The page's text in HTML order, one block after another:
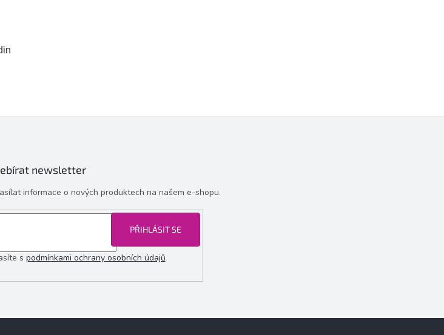
newsletter
informace o nových produktech na našem e-shopu.
s podmínkami ochrany osobních údajů
PŘIHLÁSIT SE